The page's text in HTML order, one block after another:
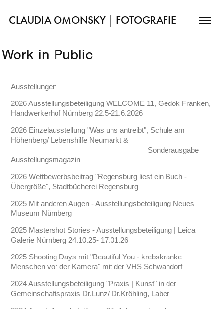
CLAUDIA OMONSKY | FOTOGRAFIE
Work in Public
Ausstellungen
2026 Ausstellungsbeteiligung WELCOME 11, Gedok Franken,
Handwerkerhof Nürnberg 22.5-21.6.2026
2026 Einzelausstellung "Was uns antreibt", Schule am
Höhenberg/ Lebenshilfe Neumarkt &
Sonderausgabe
Ausstellungsmagazin
2026 Wettbewerbsbeitrag "Regensburg liest ein Buch -
Übergröße", Stadtbücherei Regensburg
2025 Mit anderen Augen - Ausstellungsbeteiligung Neues
Museum Nürnberg
2025 Mastershot Stories - Ausstellungsbeteiligung | Leica
Galerie Nürnberg 24.10.25- 17.01.26
2025 Shooting Days mit "Beautiful You - krebskranke
Menschen vor der Kamera" mit der VHS Schwandorf
2024 Ausstellungsbeteiligung "Praxis | Kunst" in der
Gemeinschaftspraxis Dr.Lunz/ Dr.Kröhling, Laber